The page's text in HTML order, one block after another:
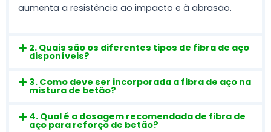
aumenta a resistência ao impacto e à abrasão.
2. Quais são os diferentes tipos de fibra de aço
disponíveis?
3. Como deve ser incorporada a fibra de aço na
mistura de betão?
4. Qual é a dosagem recomendada de fibra de
aço para reforço de betão?